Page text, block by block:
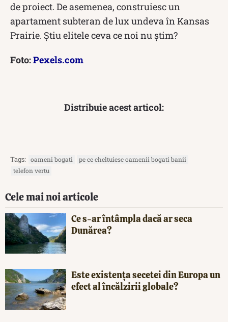
de proiect. De asemenea, construiesc un
apartament subteran de lux undeva în Kansas
Prairie. Știu elitele ceva ce noi nu știm?
Foto:Pexels.com
Distribuie acest articol:
Tags: oameni bogati
pe ce cheltuiesc oamenii bogati banii
telefon vertu
Cele mai noi articole
Ce s-ar întâmpla dacă ar seca
Dunărea?
Este existența secetei din Europa un
efect al încălzirii globale?